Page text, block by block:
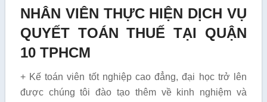
NHÂN VIÊN THỰC HIỆN DỊCH VỤ
QUYẾT TOÁN THUẾ TẠI QUẬN
10 TPHCM
+ Kế toán viên tốt nghiệp cao đẳng, đại học trở lên
được chúng tôi đào tạo thêm về kinh nghiệm và